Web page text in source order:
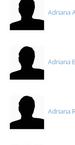
Adriana
Adriana
Adriana